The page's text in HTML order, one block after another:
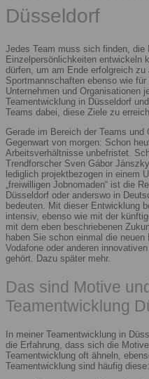
Düsseldorf
Jedes Team muss sich finden, die
Einzelpersönlichkeiten entwickeln
dürfen, um am Ende erfolgreich
Sportmannschaften ebenso wie
Unternehmen und Organisationen
Teamentwicklung in Düsseldorf
Teams dabei, diese Ziele zu
Gerade im Bereich der Teams
Gegenwart von morgen: Schon
Arbeitsverhältnisse unbefristet.
Trendforscher Sven Gábor
lediglich projektbezogen in einem
„freiwilligen Jobnomaden“ ist die
Düsseldorf oder anderswo in
bedeuten. Mit dieser Entwicklung
intensiv, ebenso wie mit der
mit dem eben beschriebenen
haben Sie schon einmal die
Vodafone oder anderen
gehört. Dazu später mehr.
Das sind Motive
Teamentwicklung
In meiner Teamentwicklung in
die Erfahrung, dass sich die
Teamentwicklung oft ähneln,
Teamentwicklung sind häufig diese: